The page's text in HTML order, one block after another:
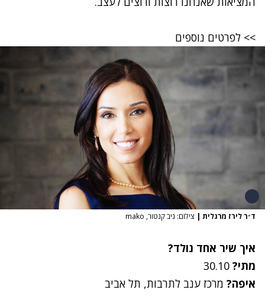
>> לפרטים נוספים
ד״ר לירז מרגלית | צילום: ניב קנטור, mako
איך שיר אחד נולד?
מתי?
איפה? מרכז ענב לתרבות, תל אביב